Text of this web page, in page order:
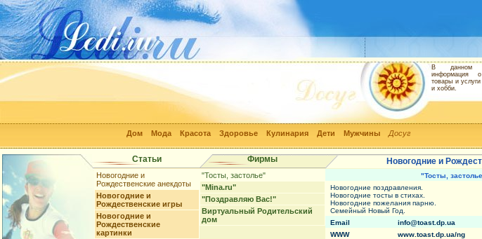
Дом Мода Красота Здоровье Кулинария Дети Мужчины Досуг
В данном
информация
товары и
и хобби.
Статьи Фирмы Новогодние и
Новогодние и
Рождественские анекдоты
Новогодние и
Рождественские игры
Новогодние и
Рождественские
картинки
"Тосты, застолье"
"Mina.ru"
"Поздравляю Вас!"
Виртуальный Родительский
дом
"Тосты,
Новогодние поздравления.
Новогодние тосты в стихах.
Новогодние пожелания парню.
Семейный Новый Год.
Email
info@toast.dp.ua
WWW
www.toast.dp.ua/ng